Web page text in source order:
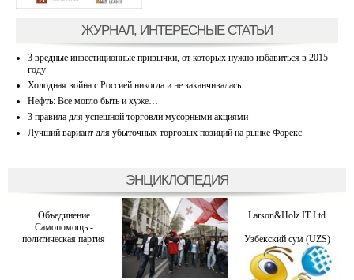
ЖУРНАЛ, ИНТЕРЕСНЫЕ СТАТЬИ
3 вредные инвестиционные привычки, от которых нужно избавиться в 2015
году
Холодная война с Россией никогда и не заканчивалась
Нефть: Все могло быть и хуже…
3 правила для успешной торговли мусорными акциями
Лучший вариант для убыточных торговых позиций на рынке Форекс
ЭНЦИКЛОПЕДИЯ
Объединение
Самопомощь -
политическая партия
Larson&Holz IT Ltd
Узбекский сум (UZS)